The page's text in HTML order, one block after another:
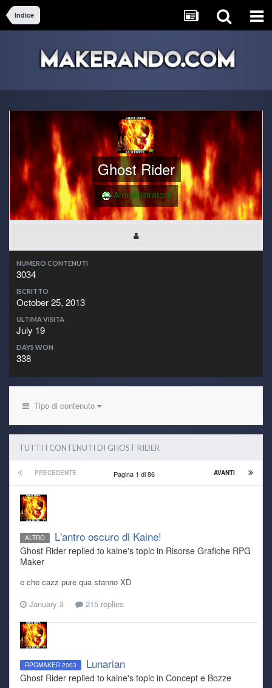
Indice
Ghost Rider
Amministratore
NUMERO CONTENUTI
3034
ISCRITTO
October 25, 2013
ULTIMA VISITA
July 19
DAYS WON
338
Tipo di contenuto
TUTTI I CONTENUTI DI GHOST RIDER
PRECEDENTE AVANTI
Pagina 1 di 86
ALTRO L'antro oscuro di Kaine!
Ghost Rider replied to kaine's topic in Risorse Grafiche RPG
Maker
e che cazz pure qua stanno XD
January 3
215 replies
RPGMAKER 2003 Lunarian
Ghost Rider replied to kaine's topic in Concept e Bozze